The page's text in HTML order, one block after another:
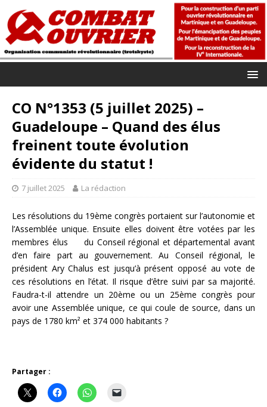
CO N°1353 (5 juillet 2025) –
Guadeloupe – Quand des élus
freinent toute évolution
évidente du statut !
7 juillet 2025 La rédaction
Les résolutions du 19ème congrès portaient sur l’autonomie et
l’Assemblée unique. Ensuite elles doivent être votées par les
membres élus du Conseil régional et départemental avant
d’en faire part au gouvernement. Au Conseil régional, le
président Ary Chalus est jusqu’à présent opposé au vote de
ces résolutions en l’état. Il risque d’être suivi par sa majorité.
Faudra-t-il attendre un 20ème ou un 25ème congrès pour
avoir une Assemblée unique, ce qui coule de source, dans un
pays de 1780 km² et 374 000 habitants ?
Partager :